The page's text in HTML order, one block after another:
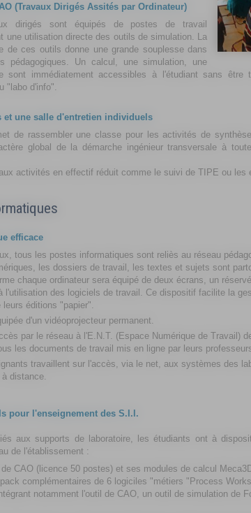
(Travaux Dirigés Assités par Ordinateur)
dirigés sont équipés de postes de travail
une utilisation directe des outils de simulation. La
de ces outils donne une grande souplesse dans
pédagogiques . Un calcul, une simulation, une
sont immédiatement accessibles à l'étudiant sans être
"labo d'info".
et une salle d'entretien individuels
de rassembler une classe pour les activités de
global de la démarche ingénieurtransversale à
activités en effectif réduit comme le suivi de TIPE ou les
efficace
tous les postes informatiques sont reliès au réseau
les dossiers de travail, les textes et sujets sont
chaque ordinateur sera équipé de deux écrans, un
l'utilisation des logiciels de travail. Ce dispositif facilite la
éditions "papier".
d'un vidéoprojecteur permanent.
par le réseau à l'E.N.T. (Espace Numérique de Travail)
les documents de travail mis en ligne par leurs
travaillent sur l'accès, via le net, aux systèmes des
distance.
pour l'enseignement des S.I.I.
aux supports de laboratoire, les étudiants ont à
de l'établissement :
CAO (licence 50 postes) et ses modules de calcul
complémentaires de 6 logiciles "métiers "Process
notamment l'outil de CAO, un outil de simulation de